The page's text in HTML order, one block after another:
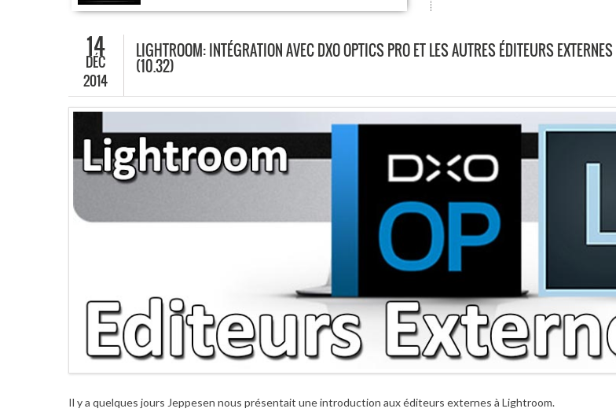
14
DÉC
2014
LIGHTROOM: INTÉGRATION AVEC DXO OPTICS PRO ET LES AUTRES ÉDITEURS EXTERNES
(10.32)
Il y a quelques jours Jeppesen nous présentait une introduction aux éditeurs externes à Lightroom.